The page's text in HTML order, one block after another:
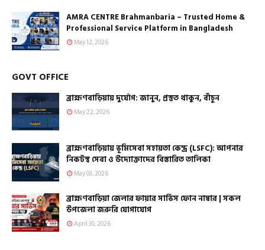
AMRA CENTRE Brahmanbaria – Trusted Home &
Professional Service Platform in Bangladesh
May 12, 2026
GOVT OFFICE
ব্রাহ্মণবাড়িয়ায় দুর্যোগ: জানুন, প্রস্তুত থাকুন, বাঁচুন
May 22, 2026
ব্রাহ্মণবাড়িয়ায় ভূমিসেবা সহায়তা কেন্দ্র (LSFC): আপনার
নিকটস্থ সেবা ও উদ্যোক্তাদের বিস্তারিত তালিকা
May 03, 2026
ব্রাহ্মণবাড়িয়া জেলার ফায়ার সার্ভিস ফোন নাম্বার | সকল
উপজেলা জরুরি যোগাযোগ
April 30, 2026